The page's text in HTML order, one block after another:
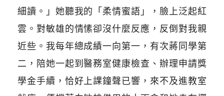
細讀。」她聽我的「柔情蜜語」，臉上泛起紅
雲。對敏雄的情愫卻沒什麼反應，反倒對我親
近些。我每年總成績一向第一，有次蔣同學第
二，陪她一起到醫務室健康檢查、辦理申請獎
學金手續，恰好上課鐘聲已響，來不及進教室